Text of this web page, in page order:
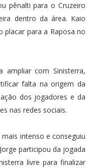
pênalti para o Cruzeiro
dentro da área. Kaio
placar para a Raposa no
ampliar com Sinisterra,
falta na origem da
dos jogadores e da
nas redes sociais.
intenso e conseguiu
participou da jogada
livre para finalizar